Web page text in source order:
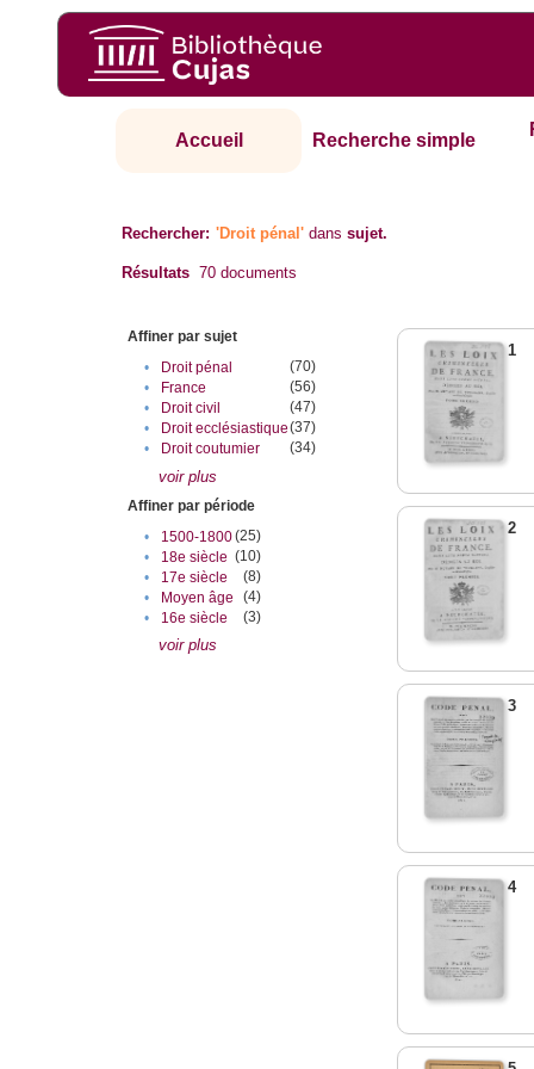
Accueil Recherche simple
Rechercher: 'Droit pénal' danssujet.
Résultats 70 documents
Affiner par sujet
•
Droit pénal
(70)
•
France
(56)
•
Droit civil
(47)
•
Droit ecclésiastique(37)
•
Droit coutumier (34)
voir plus
Affiner par période
•
1500-1800(25)
•
18e siècle (10)
•
17e siècle
(8)
•
Moyen âge
(4)
•
16e siècle (3)
voir plus
1
2
3
4